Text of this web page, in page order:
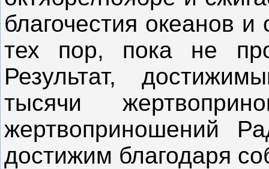
благочестия океанов
тех пор, пока не
Результат,
тысячи
жертвоприношений
достижим благодаря